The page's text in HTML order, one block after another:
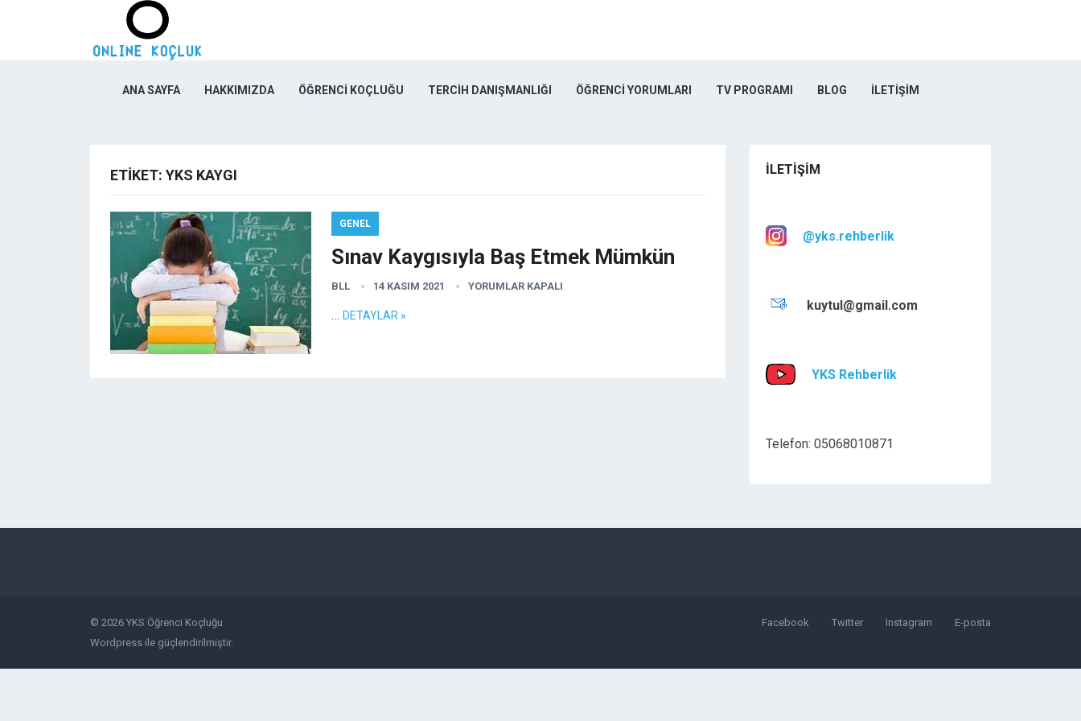
ANA SAYFA HAKKIMIZDA ÖĞRENCI KOÇLUĞU TERCIH DANIŞMANLIĞI ÖĞRENCI YORUMLARI TV PROGRAMI BLOG İLETIŞIM
ETIKET: YKS KAYGI
GENEL
Sınav Kaygısıyla Baş Etmek Mümkün
BLL 14 KASIM 2021 YORUMLAR KAPALI
… DETAYLAR »
İLETIŞIM
@yks.rehberlik
kuytul@gmail.com
YKS Rehberlik
Telefon: 05068010871
© 2026 YKS Öğrenci Koçluğu
Wordpress ile güçlendirilmiştir.
Facebook Twitter Instagram E-posta